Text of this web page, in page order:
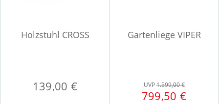
Holzstuhl CROSS
139,00 €
Gartenliege VIPER
UVP1.599,00 €
799,50 €